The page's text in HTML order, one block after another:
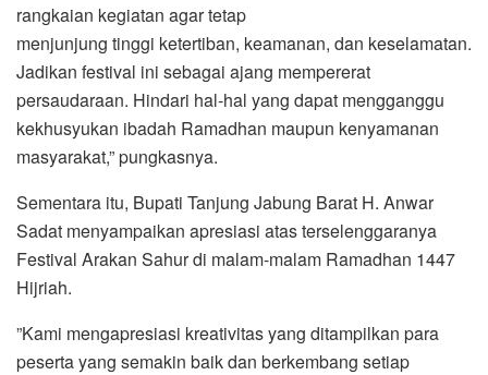
rangkaian kegiatan agar tetap
‎menjunjung tinggi ketertiban, keamanan, dan keselamatan.
Jadikan festival ini sebagai ajang ‎mempererat
persaudaraan. Hindari hal-hal yang dapat mengganggu
kekhusyukan ibadah Ramadhan maupun ‎kenyamanan
masyarakat,” pungkasnya.
‎Sementara itu, Bupati Tanjung Jabung Barat H. Anwar
Sadat menyampaikan apresiasi atas terselenggaranya
Festival Arakan Sahur di malam-malam Ramadhan 1447
Hijriah.
‎”Kami mengapresiasi kreativitas yang ditampilkan para
peserta yang semakin baik dan berkembang setiap